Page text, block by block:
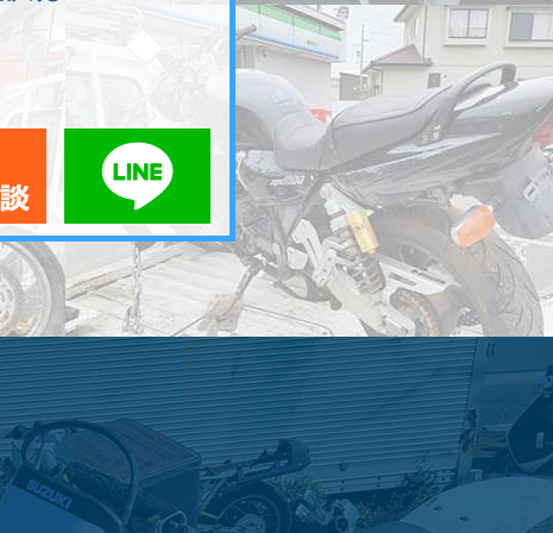
メールでお問い合わせLINEでお問い合わせ